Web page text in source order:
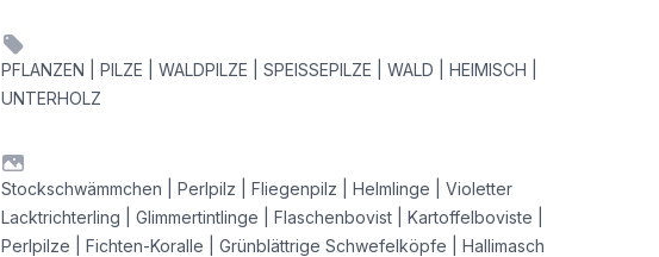
PFLANZEN | PILZE | WALDPILZE | SPEISSEPILZE | WALD | HEIMISCH |
UNTERHOLZ
Stockschwämmchen | Perlpilz | Fliegenpilz | Helmlinge | Violetter
Lacktrichterling | Glimmertintlinge | Flaschenbovist | Kartoffelboviste |
Perlpilze | Fichten-Koralle | Grünblättrige Schwefelköpfe | Hallimasch